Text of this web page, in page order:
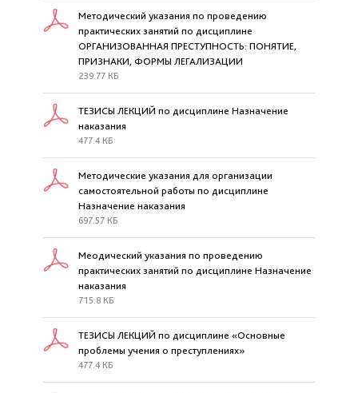
Методический указания по проведению
практических занятий по дисциплине
ОРГАНИЗОВАННАЯ ПРЕСТУПНОСТЬ: ПОНЯТИЕ,
ПРИЗНАКИ, ФОРМЫ ЛЕГАЛИЗАЦИИ
239.77 КБ
ТЕЗИСЫ ЛЕКЦИЙ по дисциплине Назначение
наказания
477.4 КБ
Методические указания для организации
самостоятельной работы по дисциплине
Назначение наказания
697.57 КБ
Меодический указания по проведению
практических занятий по дисциплине Назначение
наказания
715.8 КБ
ТЕЗИСЫ ЛЕКЦИЙ по дисциплине «Основные
проблемы учения о преступлениях»
477.4 КБ